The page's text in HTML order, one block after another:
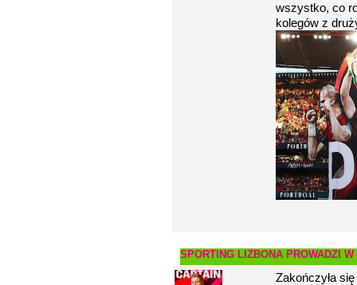
wszystko, co
kolegów z
SPORTING LIZBONA PROWADZI
Zakończyła